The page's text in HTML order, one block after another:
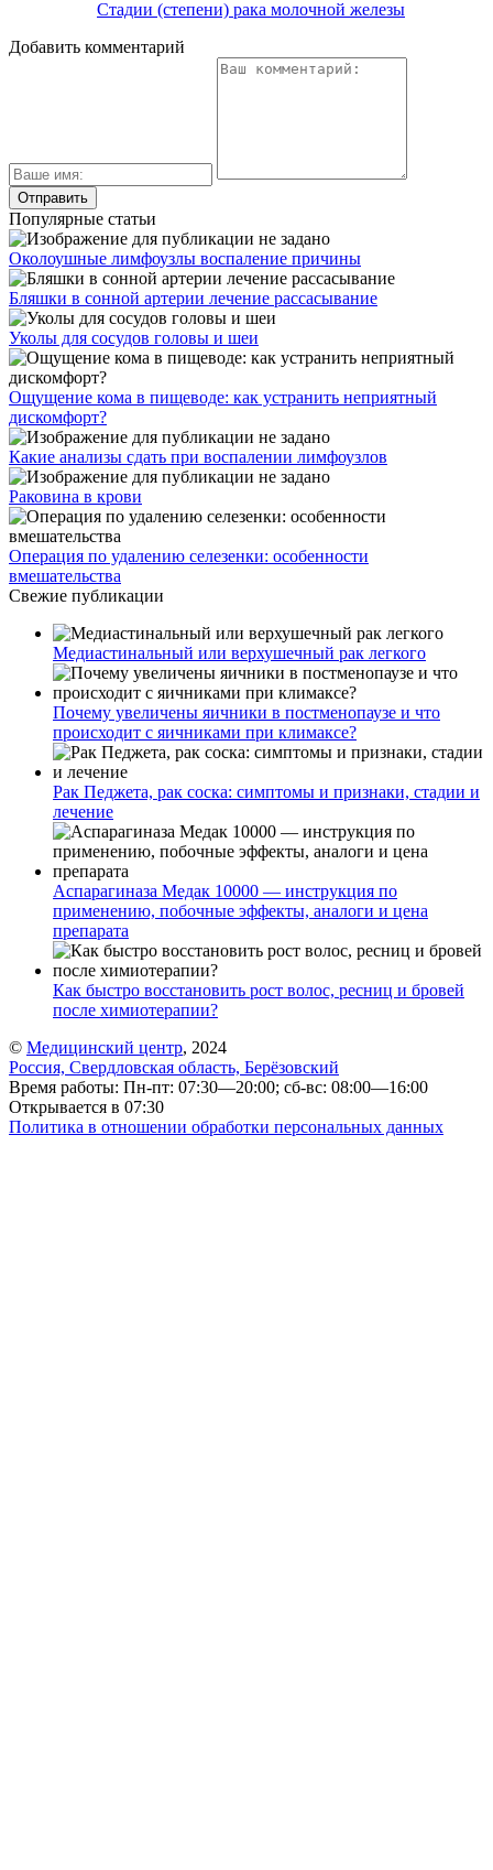
Стадии (степени) рака молочной железы
Добавить комментарий
Популярные статьи
Околоушные лимфоузлы воспаление причины
Бляшки в сонной артерии лечение рассасывание
Уколы для сосудов головы и шеи
Ощущение кома в пищеводе: как устранить неприятный
дискомфорт?
Какие анализы сдать при воспалении лимфоузлов
Раковина в крови
Операция по удалению селезенки: особенности
вмешательства
Свежие публикации
Медиастинальный или верхушечный рак легкого
Почему увеличены яичники в постменопаузе и что
происходит с яичниками при климаксе?
Рак Педжета, рак соска: симптомы и признаки, стадии и
лечение
Аспарагиназа Медак 10000 — инструкция по
применению, побочные эффекты, аналоги и цена
препарата
Как быстро восстановить рост волос, ресниц и бровей
после химиотерапии?
© Медицинский центр, 2024
Россия, Свердловская область, Берёзовский
Время работы: Пн-пт: 07:30—20:00; сб-вс: 08:00—16:00
Открывается в 07:30
Политика в отношении обработки персональных данных